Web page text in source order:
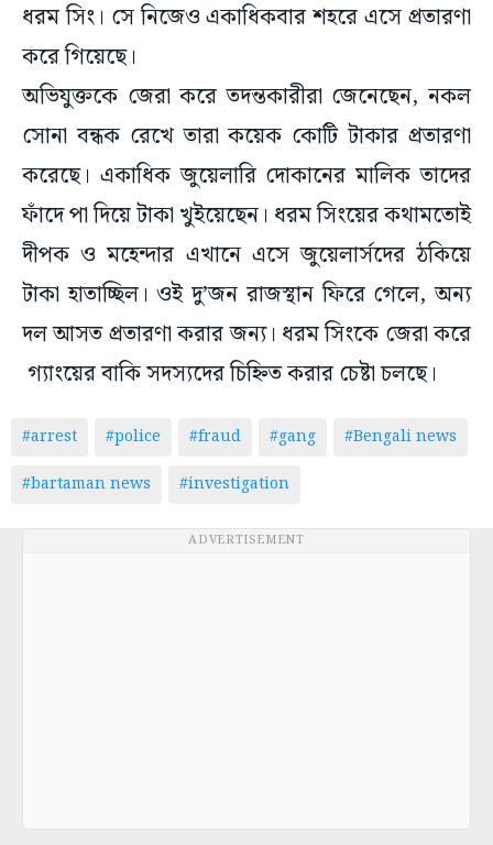
ধরম সিং। সে নিজেও একাধিকবার শহরে এসে প্রতারণা
করে গিয়েছে।
অভিযুক্তকে জেরা করে তদন্তকারীরা জেনেছেন, নকল
সোনা বন্ধক রেখে তারা কয়েক কোটি টাকার প্রতারণা
করেছে। একাধিক জুয়েলারি দোকানের মালিক তাদের
ফাঁদে পা দিয়ে টাকা খুইয়েছেন। ধরম সিংয়ের কথামতোই
দীপক ও মহেন্দার এখানে এসে জুয়েলার্সদের ঠকিয়ে
টাকা হাতাচ্ছিল। ওই দু’জন রাজস্থান ফিরে গেলে, অন্য
দল আসত প্রতারণা করার জন্য। ধরম সিংকে জেরা করে
গ্যাংয়ের বাকি সদস্যদের চিহ্নিত করার চেষ্টা চলছে।
#arrest #police #fraud #gang
#Bengali news
#bartaman news
#investigation
ADVERTISEMENT